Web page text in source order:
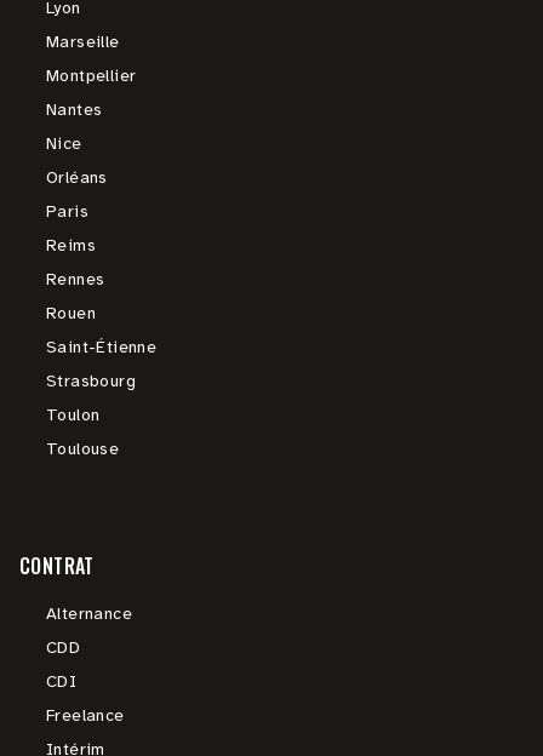
Lyon
Marseille
Montpellier
Nantes
Nice
Orléans
Paris
Reims
Rennes
Rouen
Saint-Étienne
Strasbourg
Toulon
Toulouse
CONTRAT
Alternance
CDD
CDI
Freelance
Intérim